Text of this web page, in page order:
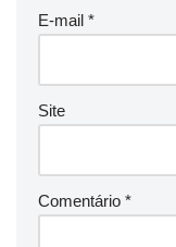
E-mail *
Site
Comentário *